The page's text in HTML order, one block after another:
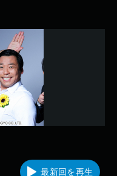
最新回を再生